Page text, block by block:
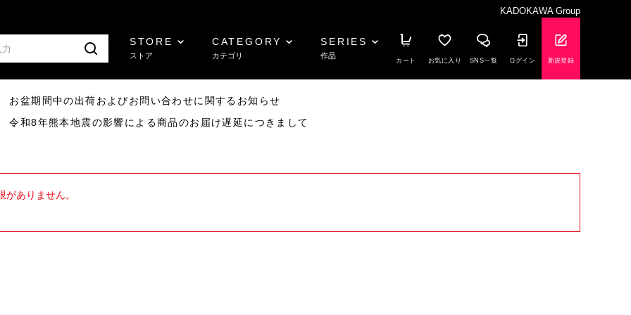
KADOKAWA Group
STORE
ストア
CATEGORY
カテゴリ
SERIES
作品
カート お気に入り SNS一覧 ログイン 新規登録
盆期間中の出荷およびお問い合わせに関するお知らせ
和8年熊本地震の影響による商品のお届け遅延につきまして
ありません。